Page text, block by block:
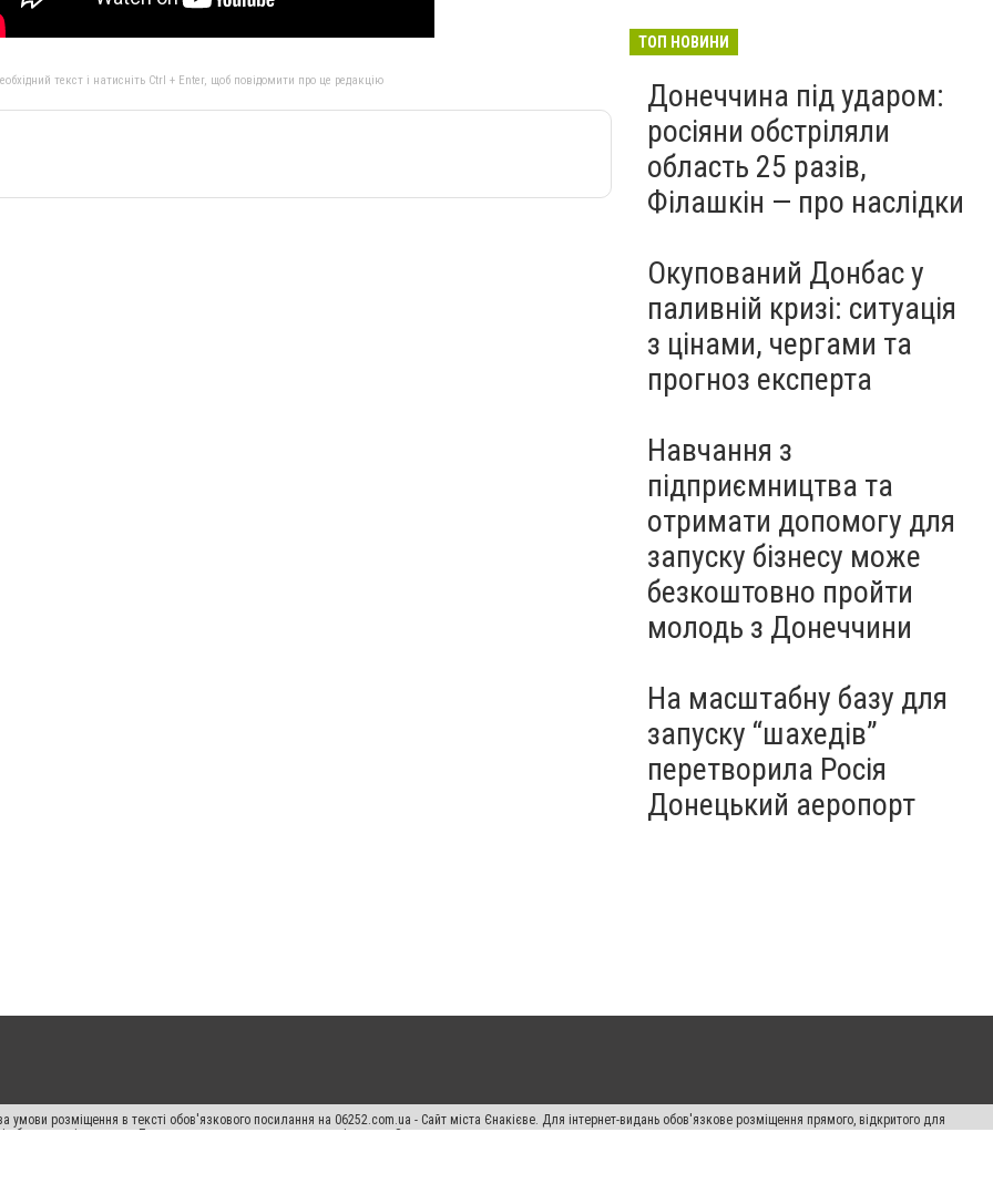
текст і натисніть Ctrl + Enter, щоб повідомити про це редакцію
ТОП НОВИНИ
Донеччина під ударом:
росіяни обстріляли
область 25 разів,
Філашкін — про наслідки
Окупований Донбас у
паливній кризі: ситуація
з цінами, чергами та
прогноз експерта
Навчання з
підприємництва та
отримати допомогу для
запуску бізнесу може
безкоштовно пройти
молодь з Донеччини
На масштабну базу для
запуску “шахедів”
перетворила Росія
Донецький аеропорт
умови розміщення в тексті обов'язкового посилання на 06252.com.ua - Сайт міста Єнакієве. Для інтернет-видань обов'язкове розміщення прямого, відкритого для
або в якості джерела. Порушення виняткових прав переслідується Законом.